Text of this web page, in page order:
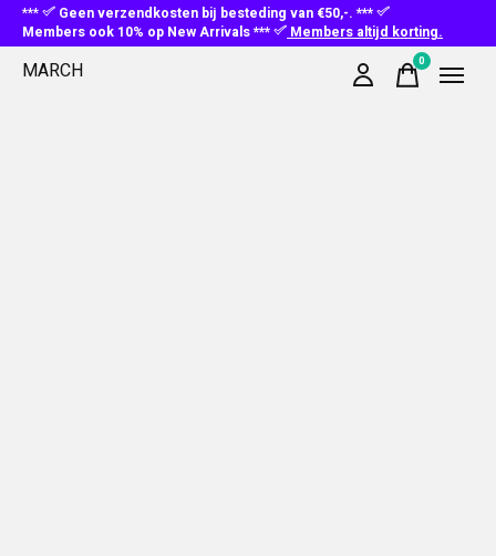
***
Geen verzendkosten bij besteding van €50,-. ***
Members ook 10% op New Arrivals ***
Members altijd korting.
MARCH 0items